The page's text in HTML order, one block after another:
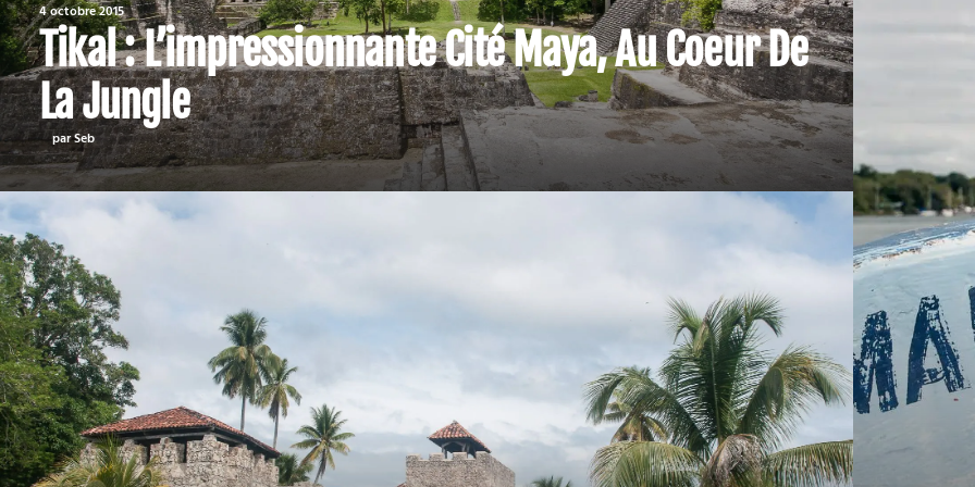
4 octobre 2015
Tikal : L’impressionnante Cité Maya, Au Coeur De
La Jungle
par Seb